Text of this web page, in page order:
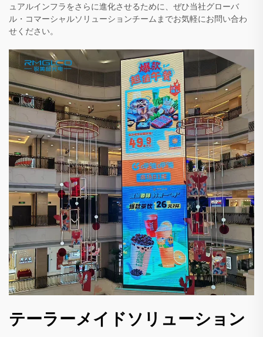
ュアルインフラをさらに進化させるために、ぜひ当社グローバ
ル・コマーシャルソリューションチームまでお気軽にお問い合わ
せください。
テーラーメイドソリューション